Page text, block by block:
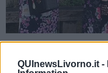
QUInewsLivorno.it -